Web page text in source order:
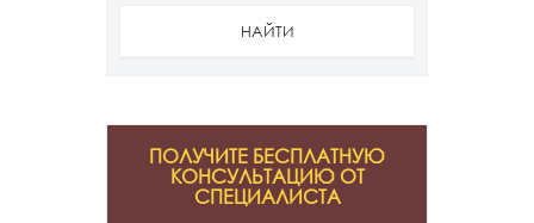
НАЙТИ
ПОЛУЧИТЕ БЕСПЛАТНУЮ
КОНСУЛЬТАЦИЮ ОТ
СПЕЦИАЛИСТА